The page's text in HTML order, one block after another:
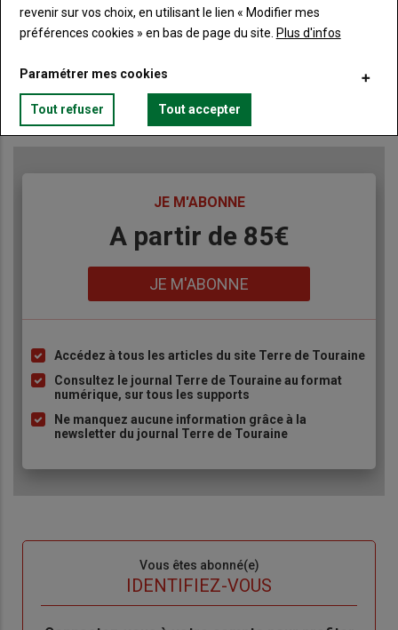
JE M'ABONNE
A partir de 85€
JE M'ABONNE
Liste
à
puce
Accédez à tous les articles du site Terre de Touraine
Consultez le journal Terre de Touraine au format
numérique, sur tous les supports
Ne manquez aucune information grâce à la
newsletter du journal Terre de Touraine
Vous êtes abonné(e)
IDENTIFIEZ-VOUS
revenir sur vos choix, en utilisant le lien « Modifier mes
préférences cookies » en bas de page du site. Plus d'infos
Paramétrer mes cookies
Tout refuser Tout accepter